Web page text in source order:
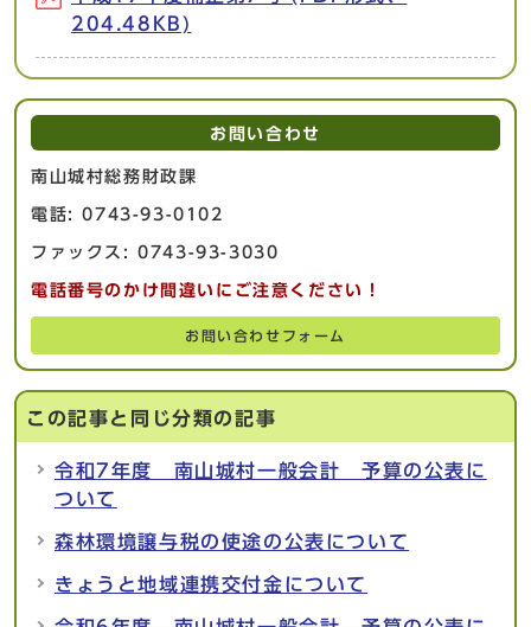
204.48KB)
お問い合わせ
南山城村総務財政課
電話: 0743-93-0102
ファックス: 0743-93-3030
電話番号のかけ間違いにご注意ください！
お問い合わせフォーム
この記事と同じ分類の記事
令和7年度 南山城村一般会計 予算の公表に
ついて
森林環境譲与税の使途の公表について
きょうと地域連携交付金について